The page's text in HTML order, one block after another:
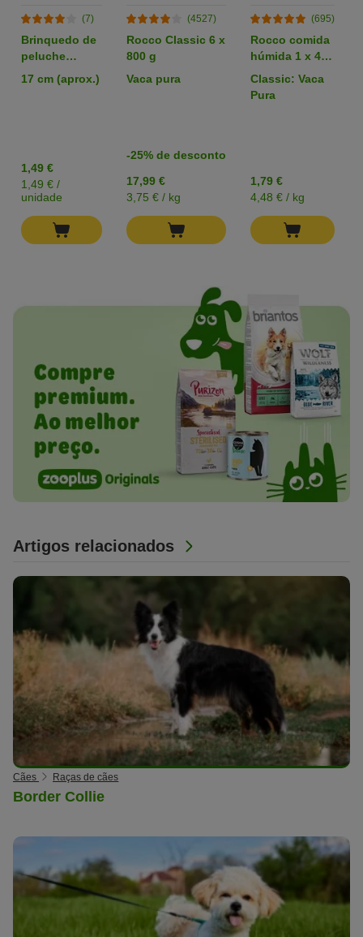
Artigos relacionados
Cães Raças de cães
Border Collie
(7)
Brinquedo de
peluche
ouriço Zotti
para cães
17 cm (aprox.)
1,49 €
1,49 € /
unidade
(4527)
Rocco Classic 6 x
800 g
Vaca pura
-25% de desconto
17,99 €
3,75 € / kg
(695)
Rocco comida
húmida 1 x 400
g - Pack de
degustação
Classic: Vaca
Pura
1,79 €
4,48 € / kg